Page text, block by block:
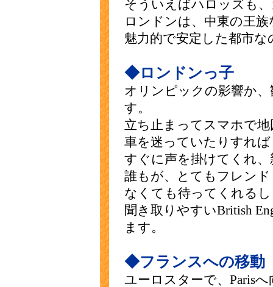
そういえばハロッズも
ロンドンは、中東の王
魅力的で安定した都市な
◆ロンドンっ子
オリンピックの影響か
す。
立ち止まってスマホで
車を迷っていたりすれば
すぐに声を掛けてくれ
誰もが、とてもフレン
なくても待ってくれるし
聞き取りやすいBritish
ます。
◆フランスへの移動
ユーロスターで、Paris